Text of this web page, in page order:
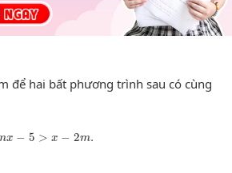
để hai bất phương trình sau có cùng
x − 5 > x − 2m.
5>